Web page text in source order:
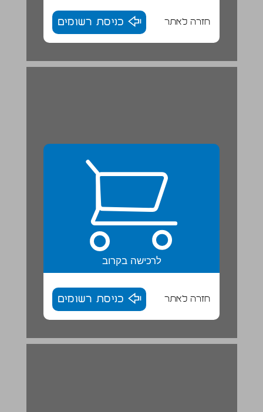
חזרה לאתר כניסת רשומים
לרכישה בקרוב
חזרה לאתר כניסת רשומים
לִקְרֹא וְלִכְתֹב - פַּעַם וְהַיוֹם ... 24